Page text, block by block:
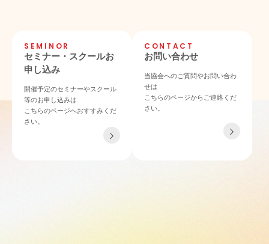
SEMINOR
セミナー・スクールお
申し込み
開催予定のセミナーやスクール
等のお申し込みは
こちらのページへおすすみくだ
さい。
CONTACT
お問い合わせ
当協会へのご質問やお問い合わ
せは
こちらのページからご連絡くだ
さい。
〒532-0011 大阪府大阪市淀川区西中島4-3-21 NLCセントラルビル901